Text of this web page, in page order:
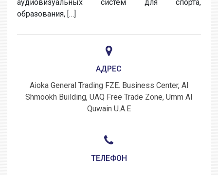
аудиовизуальных систем для спорта,
образования, […]
АДРЕС
Aioka General Trading FZE. Business Center, Al
Shmookh Building, UAQ Free Trade Zone, Umm Al
Quwain U.A.E
ТЕЛЕФОН